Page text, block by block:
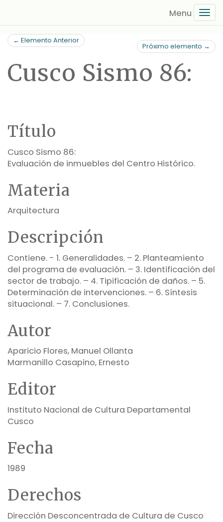
contenido
principal
← Elemento Anterior
Próximo elemento →
Cusco Sismo 86:
Título
Cusco Sismo 86:
Evaluación de inmuebles del Centro Histórico.
Materia
Arquitectura
Descripción
Contiene. - 1. Generalidades. – 2. Planteamiento
del programa de evaluación. – 3. Identificación del
sector de trabajo. – 4. Tipificación de daños. – 5.
Determinación de intervenciones. – 6. Síntesis
situacional. – 7. Conclusiones.
Autor
Aparicio Flores, Manuel Ollanta
Marmanillo Casapino, Ernesto
Editor
Instituto Nacional de Cultura Departamental
Cusco
Fecha
1989
Derechos
Dirección Desconcentrada de Cultura de Cusco